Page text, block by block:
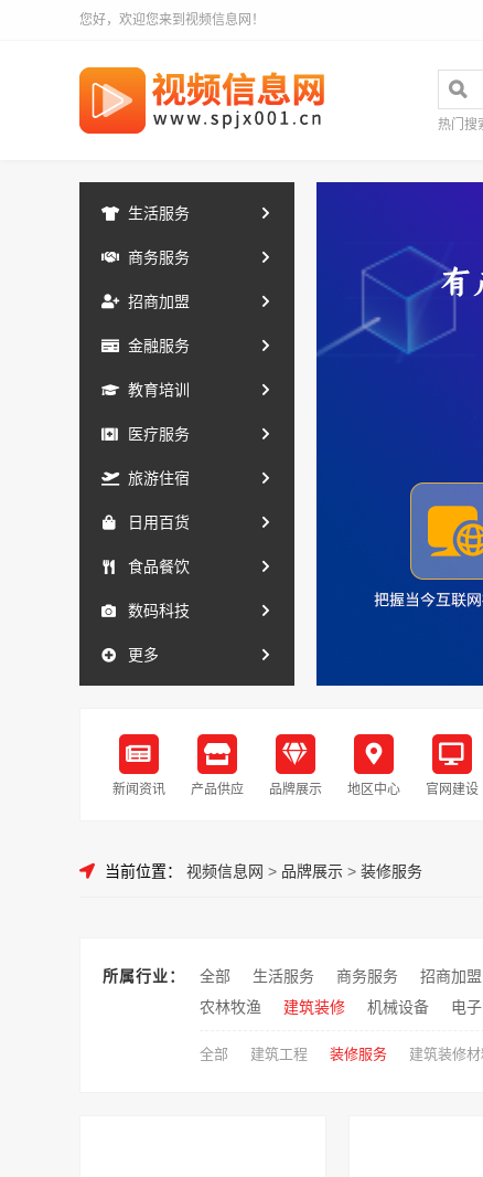
您好，欢迎您来到视频信息网！
热门搜
生活服务
商务服务
招商加盟
金融服务
教育培训
医疗服务
旅游住宿
日用百货
食品餐饮
数码科技
更多
新闻资讯 产品供应 品牌展示 地区中心 官网建设
当前位置： 视频信息网 > 品牌展示 > 装修服务
所属行业： 全部 生活服务 商务服务 招商加盟
农林牧渔
建筑装修 机械设备 电
全部 建筑工程 装修服务 建筑装修